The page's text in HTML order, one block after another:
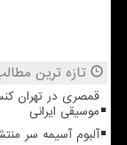
تازه ترین
قمصری در تهران
موسیقی ایرانی
آلبوم آسیمه سر